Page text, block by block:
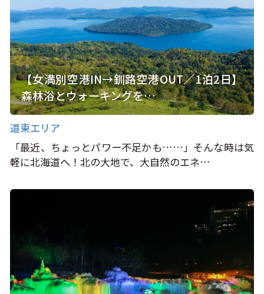
【女満別空港IN→釧路空港OUT／1泊2日】
森林浴とウォーキングを…
道東エリア
「最近、ちょっとパワー不足かも……」そんな時は気
軽に北海道へ！北の大地で、大自然のエネ…